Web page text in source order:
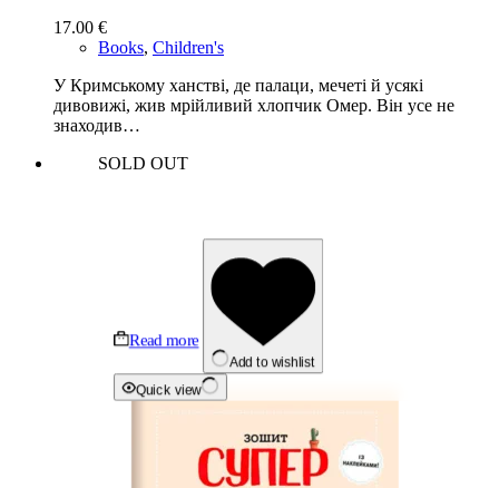
17.00 €
Books, Children's
У Кримському ханстві, де палаци, мечеті й усякі
дивовижі, жив мрійливий хлопчик Омер. Він усе не
знаходив…
SOLD OUT
Read more
Add to wishlist
Quick view